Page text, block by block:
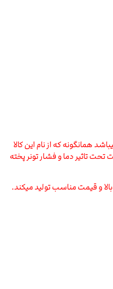
همانگونه که از نام این کالا
تاثیر دما و فشار تونر پخته
و قیمت مناسب تولید میکند.